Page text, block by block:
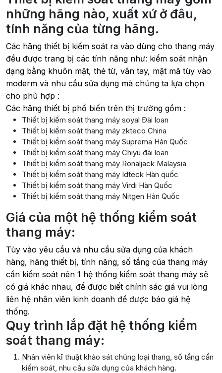
những hãng nào, xuất xứ ở đâu,
tính năng của từng hãng.
Các hãng thiết bị kiểm soát ra vào dùng cho thang máy
đều được trang bị các tính năng như: kiểm soát nhận
dạng bằng khuôn mặt, thẻ từ, vân tay, mật mã tùy vào
moderm và nhu cầu sửa dụng mà chúng ta lựa chọn
cho phù hợp :
Các hãng thiết bị phổ biến trên thị trường gồm :
Thiết bị kiểm soát thang máy soyal Đài loan
Thiết bị kiểm soát thang máy zkteco China
Thiết bị kiểm soát thang máy Suprema Hàn Quốc
Thiết bị kiểm soát thang máy Chiyu đài loan
Thiết bị kiểm soát thang máy Ronaljack Malaysia
Thiết bị kiểm soát thang máy Idteck Hàn quốc
Thiết bị kiểm soát thang máy Virdi Hàn Quốc
Thiết bị kiểm soát thang máy Nitgen Hàn Quốc
Giá của một hệ thống kiểm soát
thang máy:
Tùy vào yêu cầu và nhu cầu sửa dụng của khách
hàng, hãng thiết bị, tính năng, số tầng của thang máy
cần kiểm soát nên 1 hệ thống kiểm soát thang máy sẽ
có giá khác nhau, để được biết chính sác giá vui lòng
liên hệ nhân viên kinh doanh để được báo giá hệ
thống.
Quy trình lắp đặt hệ thống kiểm
soát thang máy:
Nhân viên kĩ thuật khảo sát chủng loại thang, số tầng cần
kiểm soát, nhu cầu sửa dụng của khách hàng.